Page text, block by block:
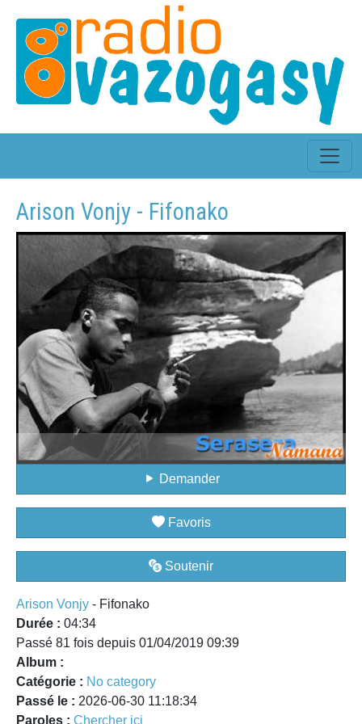
Arison Vonjy - Fifonako
Demander
Favoris
Soutenir
Arison Vonjy - Fifonako
Durée : 04:34
Passé 81 fois depuis 01/04/2019 09:39
Album :
Catégorie : No category
Passé le : 2026-06-30 11:18:34
Paroles : Chercher ici